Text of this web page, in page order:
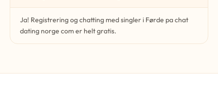
Ja! Registrering og chatting med singler i Førde pa chat
dating norge com er helt gratis.